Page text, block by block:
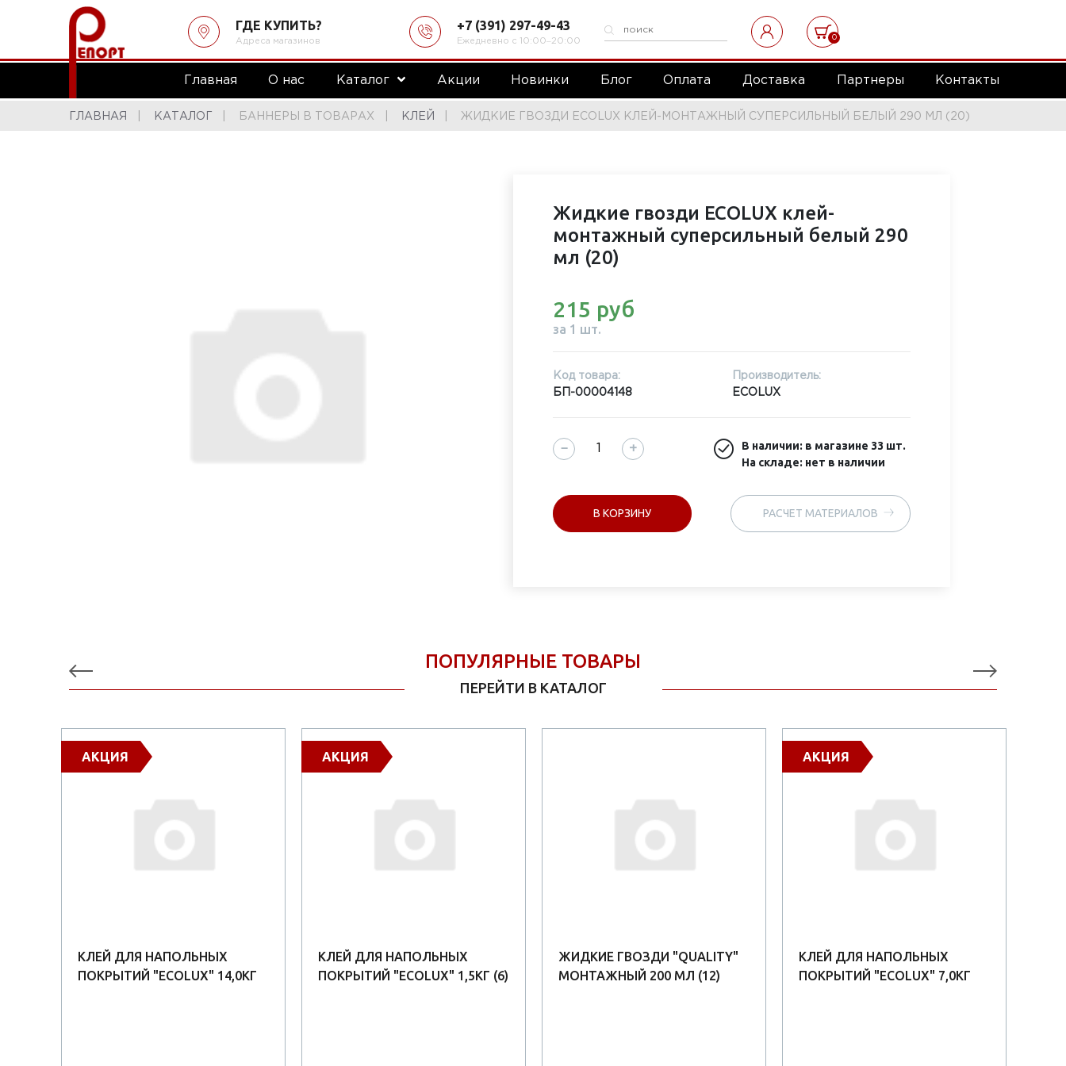
ГДЕ КУПИТЬ?
Адреса магазинов
+7 (391) 297-49-43
Ежедневно с 10:00‒20:00 0
Главная О нас Каталог Акции Новинки Блог Оплата Доставка Партнеры Контакты
ГЛАВНАЯ КАТАЛОГ БАННЕРЫ В ТОВАРАХ КЛЕЙ ЖИДКИЕ ГВОЗДИ ECOLUX КЛЕЙ-МОНТАЖНЫЙ СУПЕРСИЛЬНЫЙ БЕЛЫЙ 290 МЛ (20)
Жидкие гвозди ECOLUX клей-
монтажный суперсильный белый 290
мл (20)
215 руб
за 1 шт.
Код товара:
БП-00004148
Производитель:
ECOLUX
− + В наличии: в магазине 33 шт.
На складе: нет в наличии
В КОРЗИНУ РАСЧЕТ МАТЕРИАЛОВ
ПОПУЛЯРНЫЕ ТОВАРЫ
ПЕРЕЙТИ В КАТАЛОГ
АКЦИЯ
КЛЕЙ ДЛЯ НАПОЛЬНЫХ
ПОКРЫТИЙ "ECOLUX" 14,0КГ
АКЦИЯ
КЛЕЙ ДЛЯ НАПОЛЬНЫХ
ПОКРЫТИЙ "ECOLUX" 1,5КГ (6)
ЖИДКИЕ ГВОЗДИ "QUALITY"
МОНТАЖНЫЙ 200 МЛ (12)
АКЦИЯ
КЛЕЙ ДЛЯ НАПОЛЬНЫХ
ПОКРЫТИЙ "ECOLUX" 7,0КГ